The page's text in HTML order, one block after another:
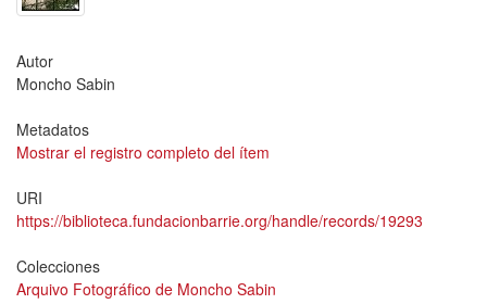
Autor
Moncho Sabin
Metadatos
Mostrar el registro completo del ítem
URI
https://biblioteca.fundacionbarrie.org/handle/records/19293
Colecciones
Arquivo Fotográfico de Moncho Sabin